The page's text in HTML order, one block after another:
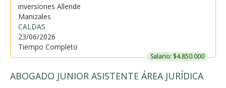
inversiones Allende
Manizales
CALDAS
23/06/2026
Tiempo Completo
Salario: $4.850.000
ABOGADO JUNIOR ASISTENTE ÁREA JURÍDICA